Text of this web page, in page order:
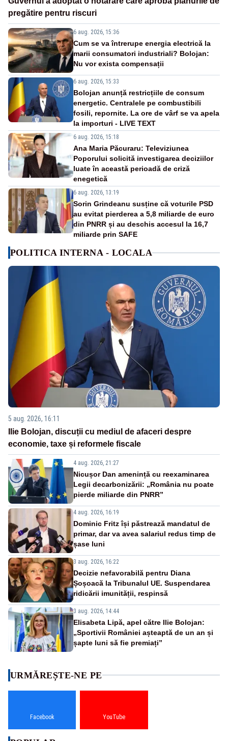
pregătire pentru riscuri
6 aug. 2026, 15:36
Cum se va întrerupe energia electrică la
marii consumatori industriali? Bolojan:
Nu vor exista compensații
6 aug. 2026, 15:33
Bolojan anunță restricțiile de consum
energetic. Centralele pe combustibili
fosili, repornite. La ore de vârf se va apela
la importuri - LIVE TEXT
6 aug. 2026, 15:18
Ana Maria Păcuraru: Televiziunea
Poporului solicită investigarea deciziilor
luate în această perioadă de criză
enegetică
6 aug. 2026, 13:19
Sorin Grindeanu susține că voturile PSD
au evitat pierderea a 5,8 miliarde de euro
din PNRR și au deschis accesul la 16,7
miliarde prin SAFE
POLITICA INTERNA - LOCALA
5 aug. 2026, 16:11
Ilie Bolojan, discuții cu mediul de afaceri despre
economie, taxe și reformele fiscale
4 aug. 2026, 21:27
Nicușor Dan amenință cu reexaminarea
Legii decarbonizării: „România nu poate
pierde miliarde din PNRR”
4 aug. 2026, 16:19
Dominic Fritz își păstrează mandatul de
primar, dar va avea salariul redus timp de
șase luni
3 aug. 2026, 16:22
Decizie nefavorabilă pentru Diana
Șoșoacă la Tribunalul UE. Suspendarea
ridicării imunității, respinsă
3 aug. 2026, 14:44
Elisabeta Lipă, apel către Ilie Bolojan:
„Sportivii României așteaptă de un an și
șapte luni să fie premiați”
URMĂREȘTE-NE PE
Facebook YouTube